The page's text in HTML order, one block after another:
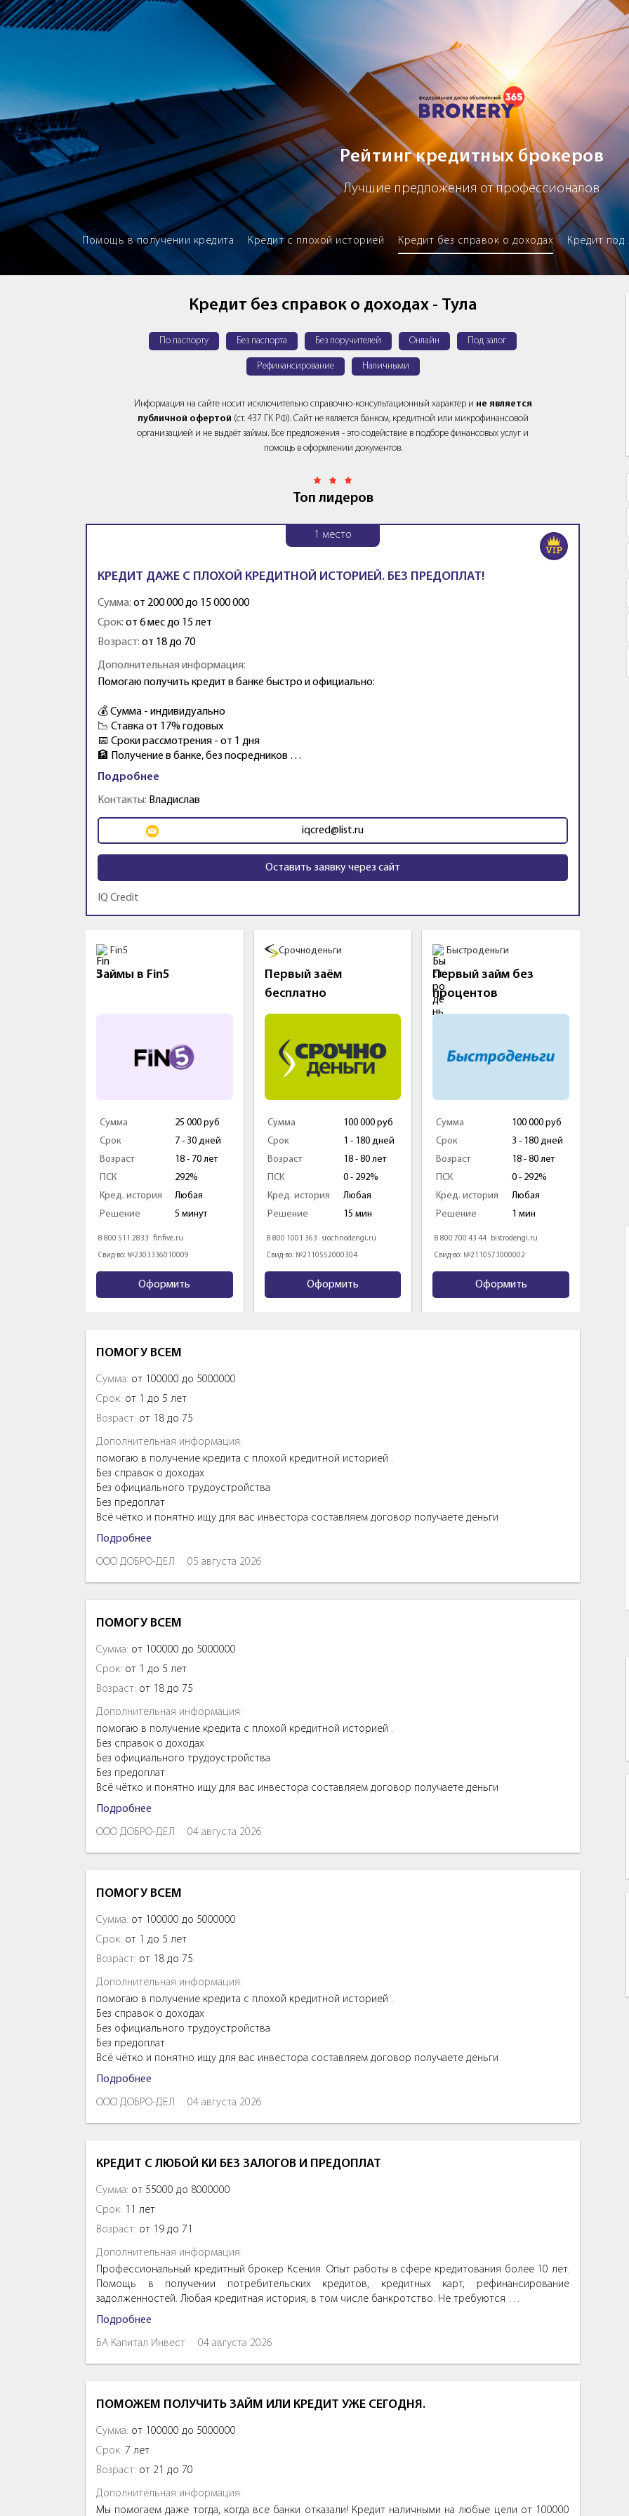
Brokery365 - Рейтинг кредитных брокеров
Рейтинг кредитных брокеров
Лучшие предложения от профессионалов
Помощь в получении кредита Кредит с плохой историей Кредит без справок о доходах Кредит под
Кредит без справок о доходах - Тула
По паспорту Без паспорта Без поручителей Онлайн Под залог
Рефинансирование Наличными
Информация на сайте носит исключительно справочно-консультационный характер и не является
публичной офертой (ст. 437 ГК РФ). Сайт не является банком, кредитной или микрофинансовой
организацией и не выдаёт займы. Все предложения - это содействие в подборе финансовых услуг и
помощь в оформлении документов.
Топ лидеров
1 место
КРЕДИТ ДАЖЕ С ПЛОХОЙ КРЕДИТНОЙ ИСТОРИЕЙ. БЕЗ ПРЕДОПЛАТ!
Сумма: от 200 000 до 15 000 000
Срок: от 6 мес до 15 лет
Возраст: от 18 до 70
Дополнительная информация:
Помогаю получить кредит в банке быстро и официально:
💰 Сумма - индивидуально
📉 Ставка от 17% годовых
📅 Сроки рассмотрения - от 1 дня
🏦 Получение в банке, без посредников …
Подробнее
Контакты: Владислав
iqcred@list.ru
Оставить заявку через сайт
IQ Credit
Fin5
Займы в Fin5
Сумма
25 000 руб
7 - 30 дней
Возраст
18 - 70 лет
Кред. история
Любая
Решение
5 минут
8 800 511 2833 finfive.ru
Свид-во: №2303336010009
Оформить
Срочноденьги
Первый заём
бесплатно
Сумма
100 000 руб
1 - 180 дней
Возраст
18 - 80 лет
0 - 292%
Кред. история
Любая
Решение
15 мин
8 800 1001 363 srochnodengi.ru
Свид-во: №2110552000304
Оформить
Быстроденьги
Первый займ без
процентов
Сумма
100 000 руб
3 - 180 дней
Возраст
18 - 80 лет
0 - 292%
Кред. история
Любая
Решение
8 800 700 43 44 bistrodengi.ru
Свид-во: №2110573000002
Оформить
Займ в
ПОМОГУ ВСЕМ
Сумма: от 100000 до 5000000
Срок: от 1 до 5 лет
Возраст: от 18 до 75
Дополнительная информация:
помогаю в получение кредита с плохой кредитной историей .
Без справок о доходах
Без официального трудоустройства
Без предоплат
Всё чётко и понятно ищу для вас инвестора составляем договор получаете деньги
Подробнее
ООО ДОБРО-ДЕЛ 05 августа 2026
ПОМОГУ ВСЕМ
Сумма: от 100000 до 5000000
Срок: от 1 до 5 лет
Возраст: от 18 до 75
Дополнительная информация:
помогаю в получение кредита с плохой кредитной историей .
Без справок о доходах
Без официального трудоустройства
Без предоплат
Всё чётко и понятно ищу для вас инвестора составляем договор получаете деньги
Подробнее
ООО ДОБРО-ДЕЛ 04 августа 2026
ПОМОГУ ВСЕМ
Сумма: от 100000 до 5000000
Срок: от 1 до 5 лет
Возраст: от 18 до 75
Дополнительная информация:
помогаю в получение кредита с плохой кредитной историей .
Без справок о доходах
Без официального трудоустройства
Без предоплат
Всё чётко и понятно ищу для вас инвестора составляем договор получаете деньги
Подробнее
ООО ДОБРО-ДЕЛ 04 августа 2026
КРЕДИТ С ЛЮБОЙ КИ БЕЗ ЗАЛОГОВ И ПРЕДОПЛАТ
Сумма: от 55000 до 8000000
Срок: 11 лет
Возраст: от 19 до 71
Дополнительная информация:
Профессиональный кредитный брокер Ксения. Опыт работы в сфере кредитования более 10 лет.
Помощь в получении потребительских кредитов, кредитных карт, рефинансирование
задолженностей. Любая кредитная история, в том числе банкротство. Не требуются …
Подробнее
БА Капитал Инвест 04 августа 2026
ПОМОЖЕМ ПОЛУЧИТЬ ЗАЙМ ИЛИ КРЕДИТ УЖЕ СЕГОДНЯ.
Сумма: от 100000 до 5000000
Срок: 7 лет
Возраст: от 21 до 70
Дополнительная информация:
Мы помогаем даже тогда, когда все банки отказали! Кредит наличными на любые цели от 100000